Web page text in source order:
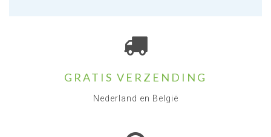
GRATIS VERZENDING
Nederland en België